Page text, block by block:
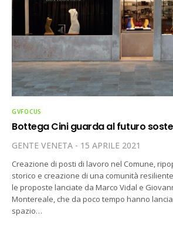
GVFOCUS
Bottega Cini guarda al futuro
GENTE VENETA 15 APRILE 2021
Creazione di posti di lavoro nel Comune,
storico e creazione di una comunità
le proposte lanciate da Marco Vidal e
Montereale, che da poco tempo hanno
spazio…